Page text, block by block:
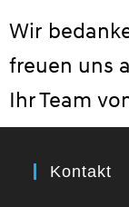
Wir
freuen uns
Ihr Team
Kontakt